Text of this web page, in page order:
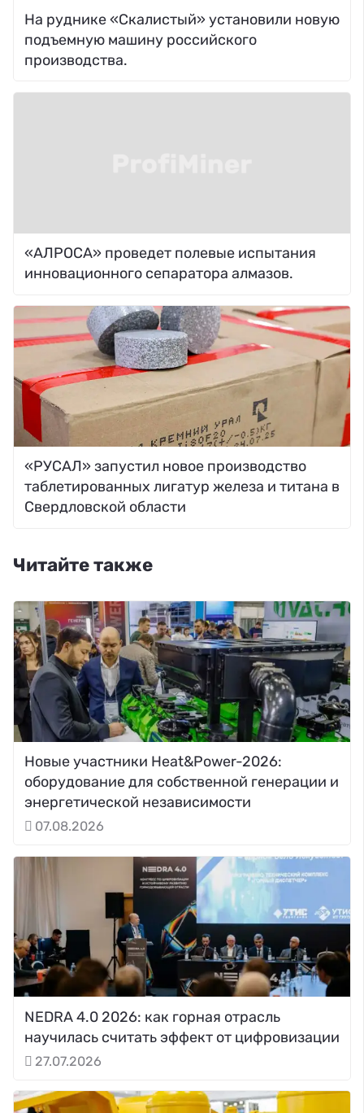
На руднике «Скалистый» установили новую
подъемную машину российского
производства.
«АЛРОСА» проведет полевые испытания
инновационного сепаратора алмазов.
«РУСАЛ» запустил новое производство
таблетированных лигатур железа и титана в
Свердловской области
Читайте также
Новые участники Heat&Power-2026:
оборудование для собственной генерации и
энергетической независимости
07.08.2026
NEDRA 4.0 2026: как горная отрасль
научилась считать эффект от цифровизации
27.07.2026